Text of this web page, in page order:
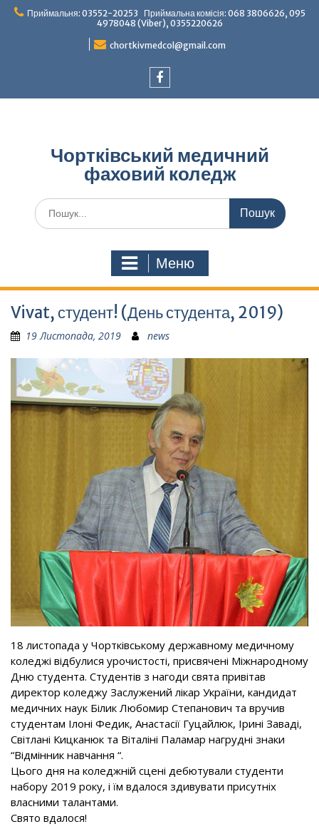
ПерейтиПриймальня: 03552-20253 Приймальна комісія: 068 3806626, 095
4978048 (Viber), 0355220626
chortkivmedcol@gmail.com
Чортківський медичний
фаховий коледж
Шукати:
Меню
Vivat, студент! (День студента, 2019)
19 Листопада, 2019 news
18 листопада у Чортківському державному медичному
коледжі відбулися урочистості, присвячені Міжнародному
Дню студента. Студентів з нагоди свята привітав
директор коледжу Заслужений лікар України, кандидат
медичних наук Білик Любомир Степанович та вручив
студентам Ілоні Федик, Анастасії Гуцайлюк, Ірині Заваді,
Світлані Кицканюк та Віталіні Паламар нагрудні знаки
“Відмінник навчання “.
Цього дня на коледжній сцені дебютували студенти
набору 2019 року, і їм вдалося здивувати присутніх
власними талантами.
Свято вдалося!